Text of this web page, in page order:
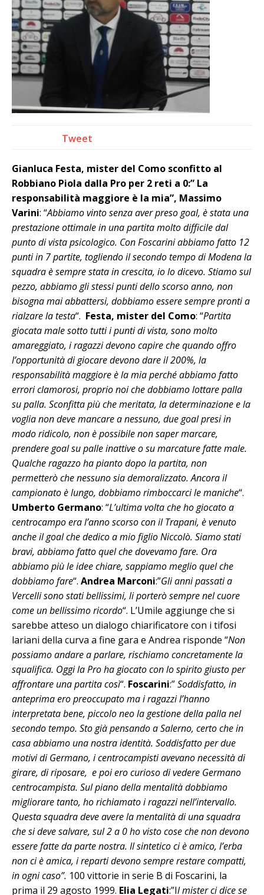
Tweet
Gianluca Festa, mister del Como sconfitto al
Robbiano Piola dalla Pro per 2 reti a 0:” La
responsabilità maggiore è la mia”, Massimo
Varini: “Abbiamo vinto senza aver preso goal, è stata una
prestazione ottimale in una partita molto difficile dal
punto di vista psicologico. Con Foscarini abbiamo fatto 12
punti in 7 partite, togliendo il secondo tempo di Modena la
squadra è sempre stata in crescita, io lo dicevo. Stiamo sul
pezzo, abbiamo gli stessi punti dello scorso anno, non
bisogna mai abbattersi, dobbiamo essere sempre pronti a
rialzare la testa“. Festa, mister del Como: “Partita
giocata male sotto tutti i punti di vista, sono molto
amareggiato, i ragazzi devono capire che quando offro
l’opportunità di giocare devono dare il 200%, la
responsabilità maggiore è la mia perché abbiamo fatto
errori clamorosi, proprio noi che dobbiamo lottare palla
su palla. Sconfitta più che meritata, la determinazione e la
voglia non deve mancare a nessuno, due goal presi in
modo ridicolo, non è possibile non saper marcare,
prendere goal su palle inattive o su marcature fatte male.
Qualche ragazzo ha pianto dopo la partita, non
permetterò che nessuno sia demoralizzato. Ancora il
campionato è lungo, dobbiamo rimboccarci le maniche“.
Umberto Germano: “L’ultima volta che ho giocato a
centrocampo era l’anno scorso con il Trapani, è venuto
anche il goal che dedico a mio figlio Niccolò. Siamo stati
bravi, abbiamo fatto quel che dovevamo fare. Ora
abbiamo più le idee chiare, sappiamo meglio quel che
dobbiamo fare“. Andrea Marconi:”Gli anni passati a
Vercelli sono stati bellissimi, li porterò sempre nel cuore
come un bellissimo ricordo“. L’Umile aggiunge che si
sarebbe atteso un dialogo chiarificatore con i tifosi
lariani della curva a fine gara e Andrea risponde “Non
possiamo andare a parlare, rischiamo concretamente la
squalifica. Oggi la Pro ha giocato con lo spirito giusto per
affrontare una partita così“. Foscarini:”Soddisfatto, in
anteprima ero preoccupato ma i ragazzi l’hanno
interpretata bene, piccolo neo la gestione della palla nel
secondo tempo. Sto già pensando a Salerno, certo che in
casa abbiamo una nostra identità. Soddisfatto per due
motivi di Germano, i centrocampisti avevano necessità di
girare, di riposare, e poi ero curioso di vedere Germano
centrocampista. Sul piano della mentalità dobbiamo
migliorare tanto, ho richiamato i ragazzi nell’intervallo.
Questa squadra deve avere la mentalità di una squadra
che si deve salvare, sul 2 a 0 ho visto cose che non devono
essere fatte da parte nostra. Il sintetico ci è amico, l’erba
non ci è amica, i reparti devono sempre restare compatti,
in ogni caso”. 100 vittorie in serie B di Foscarini, la
prima il 29 agosto 1999. Elia Legati:”Il mister ci dice se